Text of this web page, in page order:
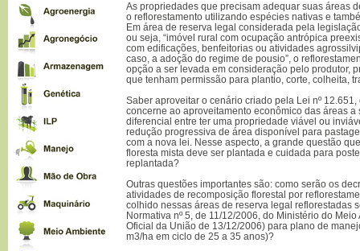
As propriedades que precisam adequar suas áreas
o reflorestamento utilizando espécies nativas e
Em área de reserva legal considerada pela
ou seja, “imóvel rural com ocupação antrópica
com edificações, benfeitorias ou atividades
caso, a adoção do regime de pousio”, o
opção a ser levada em consideração pelo produtor,
que tenham permissão para plantio, corte, colheita,
Saber aproveitar o cenário criado pela Lei nº
concerne ao aproveitamento econômico das áreas a
diferencial entre ter uma propriedade viável ou
redução progressiva de área disponível para
com a nova lei. Nesse aspecto, a grande questão
floresta mista deve ser plantada e cuidada para
replantada?
Outras questões importantes são: como serão os
atividades de recomposição florestal por
colhido nessas áreas de reserva legal reflorestadas
Normativa nº 5, de 11/12/2006, do Ministério do
Oficial da União de 13/12/2006) para plano de
m3/ha em ciclo de 25 a 35 anos)?